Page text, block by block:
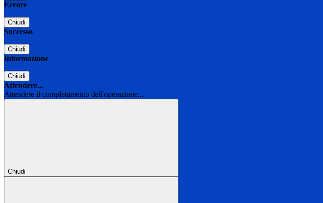
Errore
Chiudi
Successo
Chiudi
Informazione
Chiudi
Attendere...
Attendere il completamento dell'operazione...
Chiudi